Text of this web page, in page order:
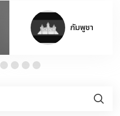
กัมพูชา